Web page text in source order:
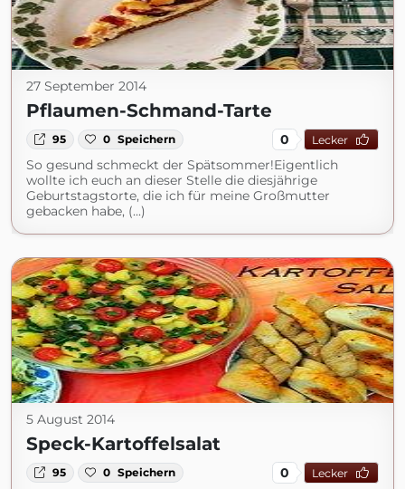
27 September 2014
Pflaumen-Schmand-Tarte
95 0 Speichern 0 Lecker
So gesund schmeckt der Spätsommer!Eigentlich
wollte ich euch an dieser Stelle die diesjährige
Geburtstagstorte, die ich für meine Großmutter
gebacken habe, (...)
5 August 2014
Speck-Kartoffelsalat
95 0 Speichern 0 Lecker